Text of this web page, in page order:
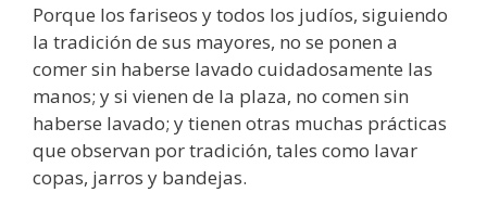
Porque los fariseos y todos los judíos, siguiendo
la tradición de sus mayores, no se ponen a
comer sin haberse lavado cuidadosamente las
manos; y si vienen de la plaza, no comen sin
haberse lavado; y tienen otras muchas prácticas
que observan por tradición, tales como lavar
copas, jarros y bandejas.